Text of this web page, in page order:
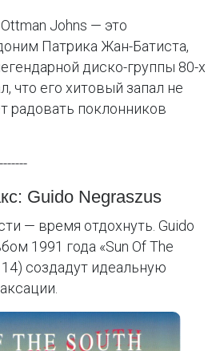
Johns — это
Патрика Жан-Батиста,
диско-группы 80-х
что его хитовый запал не
радовать поклонников
Guido Negraszus
— время отдохнуть. Guido
1991 года «Sun Of The
14) создадут идеальную